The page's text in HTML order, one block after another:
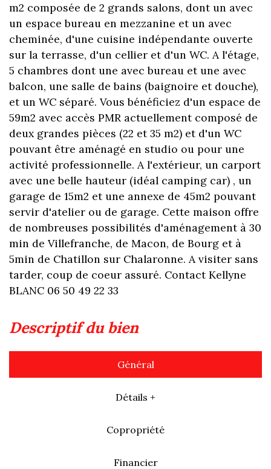
m2 composée de 2 grands salons, dont un avec
un espace bureau en mezzanine et un avec
cheminée, d'une cuisine indépendante ouverte
sur la terrasse, d'un cellier et d'un WC. A l'étage,
5 chambres dont une avec bureau et une avec
balcon, une salle de bains (baignoire et douche),
et un WC séparé. Vous bénéficiez d'un espace de
59m2 avec accès PMR actuellement composé de
deux grandes pièces (22 et 35 m2) et d'un WC
pouvant être aménagé en studio ou pour une
activité professionnelle. A l'extérieur, un carport
avec une belle hauteur (idéal camping car) , un
garage de 15m2 et une annexe de 45m2 pouvant
servir d'atelier ou de garage. Cette maison offre
de nombreuses possibilités d'aménagement à 30
min de Villefranche, de Macon, de Bourg et à
5min de Chatillon sur Chalaronne. A visiter sans
tarder, coup de coeur assuré. Contact Kellyne
BLANC 06 50 49 22 33
descriptif du bien
Général
Détails +
Copropriété
Financier